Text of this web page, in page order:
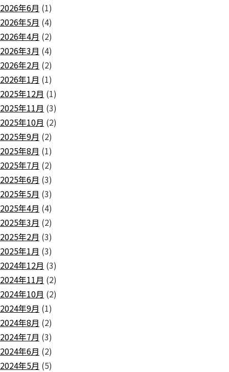
2026年6月 (1)
2026年5月 (4)
2026年4月 (2)
2026年3月 (4)
2026年2月 (2)
2026年1月 (1)
2025年12月 (1)
2025年11月 (3)
2025年10月 (2)
2025年9月 (2)
2025年8月 (1)
2025年7月 (2)
2025年6月 (3)
2025年5月 (3)
2025年4月 (4)
2025年3月 (2)
2025年2月 (3)
2025年1月 (3)
2024年12月 (3)
2024年11月 (2)
2024年10月 (2)
2024年9月 (1)
2024年8月 (2)
2024年7月 (3)
2024年6月 (2)
2024年5月 (5)